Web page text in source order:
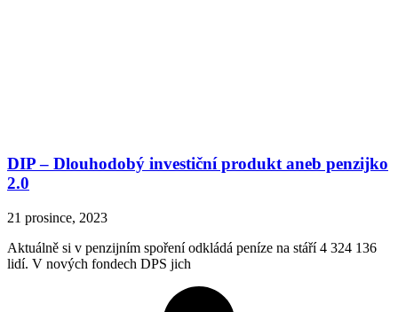
DIP – Dlouhodobý investiční produkt aneb penzijko
2.0
21 prosince, 2023
Aktuálně si v penzijním spoření odkládá peníze na stáří 4 324 136
lidí. V nových fondech DPS jich